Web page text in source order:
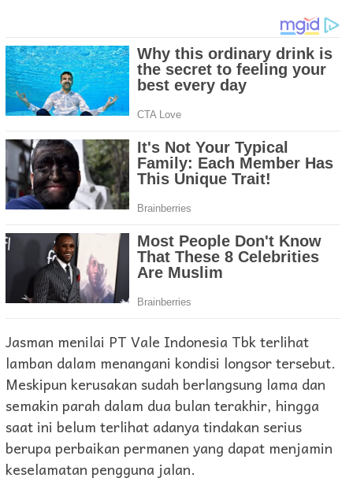
Jasman menilai PT Vale Indonesia Tbk terlihat
lamban dalam menangani kondisi longsor tersebut.
Meskipun kerusakan sudah berlangsung lama dan
semakin parah dalam dua bulan terakhir, hingga
saat ini belum terlihat adanya tindakan serius
berupa perbaikan permanen yang dapat menjamin
keselamatan pengguna jalan.